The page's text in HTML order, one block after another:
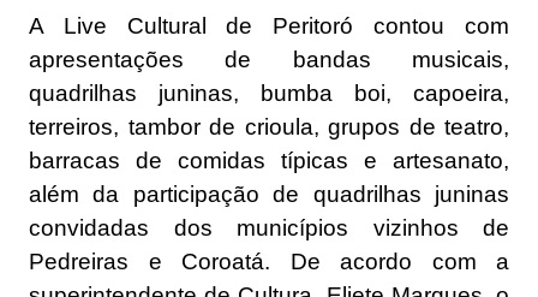
A Live Cultural de Peritoró contou com
apresentações de bandas musicais,
quadrilhas juninas, bumba boi, capoeira,
terreiros, tambor de crioula, grupos de teatro,
barracas de comidas típicas e artesanato,
além da participação de quadrilhas juninas
convidadas dos municípios vizinhos de
Pedreiras e Coroatá. De acordo com a